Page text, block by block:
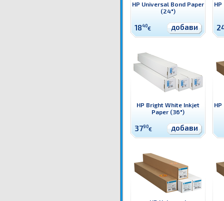
HP Universal Bond Paper
(24")
1840€ добави
HP Bright White Inkjet
Paper (36")
3790€ добави